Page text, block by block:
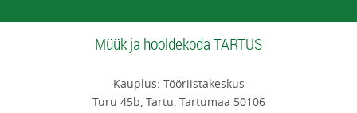
Müük ja hooldekoda TARTUS
Kauplus: Tööriistakeskus
Turu 45b, Tartu, Tartumaa 50106